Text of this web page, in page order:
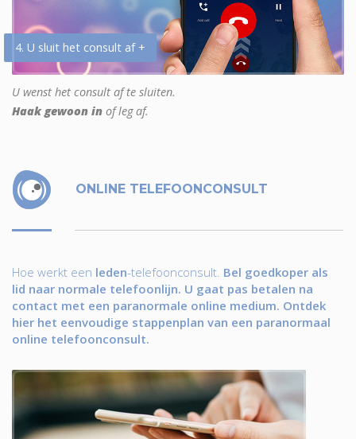
4. U sluit het consult af +
U wenst het consult af te sluiten.
Haak gewoon in of leg af.
ONLINE TELEFOONCONSULT
Hoe werkt een leden-telefoonconsult. Bel goedkoper als
lid naar normale telefoonlijn. U gaat pas betalen na
contact met een paranormale online medium. Ontdek
hier het eenvoudige stappenplan van een paranormaal
online telefoonconsult.